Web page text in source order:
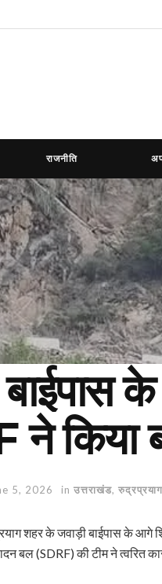
राजनीति
किया
5, 2026 in उत्तराखंड, रुद्रप्रयाग
शहर के जवाड़ी बाईपास के आगे
बल (SDRF) की टीम ने त्वरित